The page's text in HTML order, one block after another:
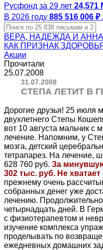
Русфонд за 29 лет 24,571
В 2026 году 885 516 006 ₽
ВЕРА, НАДЕЖДА И АННА
КАК ПРИЗНАК ЗДОРОВЬЯ
Акции
Прочитали
25.07.2008
31.07.2008
СТЕПА ЛЕТИТ В
Дорогие друзья! 25 июля
двухлетнего Степы
вот 10 августа мальчик
лечение. Напомним, у
мозга, детский
тетрапарез. На лечение,
628 760 руб. За
302 тыс. руб. Не
прежнему очень
собранных денег уже
лечению.
четырнадцать дней. В
с физиотерапевтом и
изучение комплекса
проделывать по
ежедневных домашних